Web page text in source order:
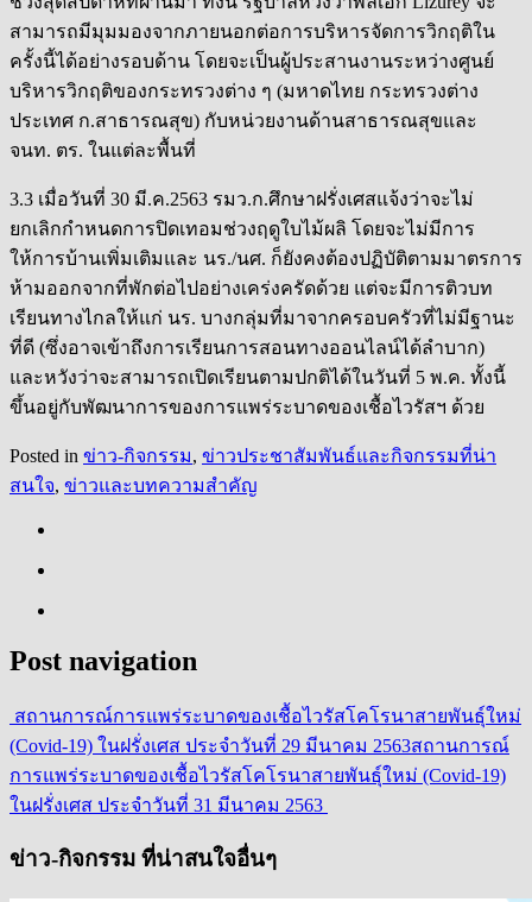
สามารถมีมุมมองจากภายนอกต่อการบริหารจัดการวิกฤติใน
ครั้งนี้ได้อย่างรอบด้าน โดยจะเป็นผู้ประสานงานระหว่างศูนย์
บริหารวิกฤติของกระทรวงต่าง ๆ (มหาดไทย กระทรวงต่าง
ประเทศ ก.สาธารณสุข) กับหน่วยงานด้านสาธารณสุขและ
จนท. ตร. ในแต่ละพื้นที่
3.3 เมื่อวันที่ 30 มี.ค.2563 รมว.ก.ศึกษาฝรั่งเศสแจ้งว่าจะไม่
ยกเลิกกำหนดการปิดเทอมช่วงฤดูใบไม้ผลิ โดยจะไม่มีการ
ให้การบ้านเพิ่มเติมและ นร./นศ. ก็ยังคงต้องปฏิบัติตามมาตรการ
ห้ามออกจากที่พักต่อไปอย่างเคร่งครัดด้วย แต่จะมีการติวบท
เรียนทางไกลให้แก่ นร. บางกลุ่มที่มาจากครอบครัวที่ไม่มีฐานะ
ที่ดี (ซึ่งอาจเข้าถึงการเรียนการสอนทางออนไลน์ได้ลำบาก)
และหวังว่าจะสามารถเปิดเรียนตามปกติได้ในวันที่ 5 พ.ค. ทั้งนี้
ขึ้นอยู่กับพัฒนาการของการแพร่ระบาดของเชื้อไวรัสฯ ด้วย
Posted in ข่าว-กิจกรรม, ข่าวประชาสัมพันธ์และกิจกรรมที่น่า
สนใจ, ข่าวและบทความสำคัญ
Post navigation
สถานการณ์การแพร่ระบาดของเชื้อไวรัสโคโรนาสายพันธุ์ใหม่
(Covid-19) ในฝรั่งเศส ประจำวันที่ 29 มีนาคม 2563สถานการณ์
การแพร่ระบาดของเชื้อไวรัสโคโรนาสายพันธุ์ใหม่ (Covid-19)
ในฝรั่งเศส ประจำวันที่ 31 มีนาคม 2563
ข่าว-กิจกรรม ที่น่าสนใจอื่นๆ